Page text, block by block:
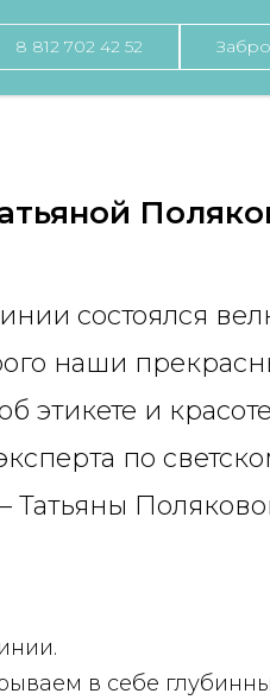
8 812 702 42 52
состоялся
наши
этикете и красоте
по
в себе